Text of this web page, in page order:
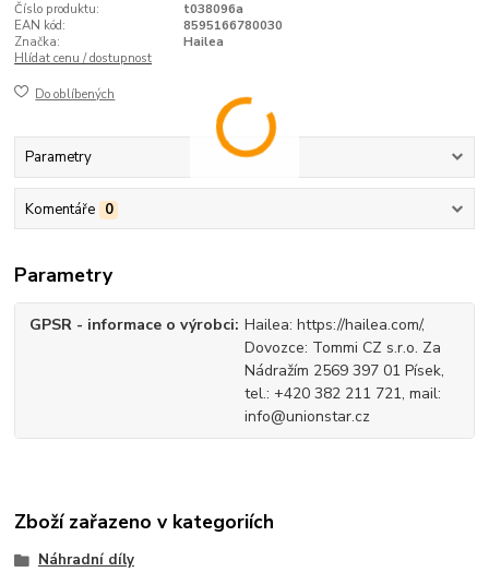
Číslo produktu:
t038096a
EAN kód:
8595166780030
Značka:
Hailea
Hlídat cenu / dostupnost
Do oblíbených
Parametry
Komentáře 0
Parametry
GPSR - informace o výrobci Hailea: https://hailea.com/,
Dovozce: Tommi CZ s.r.o. Za
Nádražím 2569 397 01 Písek,
tel.: +420 382 211 721, mail:
info@unionstar.cz
Zboží zařazeno v kategoriích
Náhradní díly